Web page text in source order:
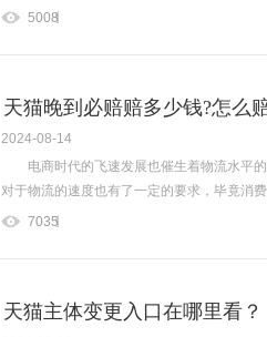
5008
天猫晚到必赔赔多少钱?怎么
2024-08-14
电商时代的飞速发展也催生着物流水平的
对于物流的速度也有了一定的要求，毕竟消
7035
天猫主体变更入口在哪里看？